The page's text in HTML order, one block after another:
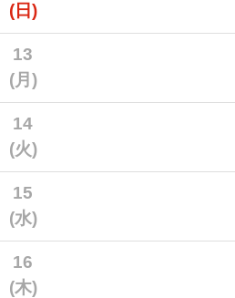
(日)
13
(月)
14
(火)
15
(水)
16
(木)